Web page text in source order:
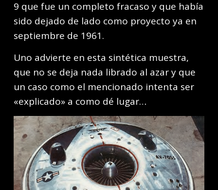
9 que fue un completo fracaso y que había
sido dejado de lado como proyecto ya en
septiembre de 1961.
Uno advierte en esta sintética muestra,
que no se deja nada librado al azar y que
un caso como el mencionado intenta ser
«explicado» a como dé lugar…